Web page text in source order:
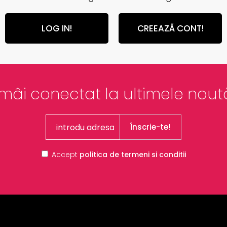
LOG IN! CREEAZĂ CONT!
conectat la ultimele
Înscrie-te!
Accept politica de termeni si conditii